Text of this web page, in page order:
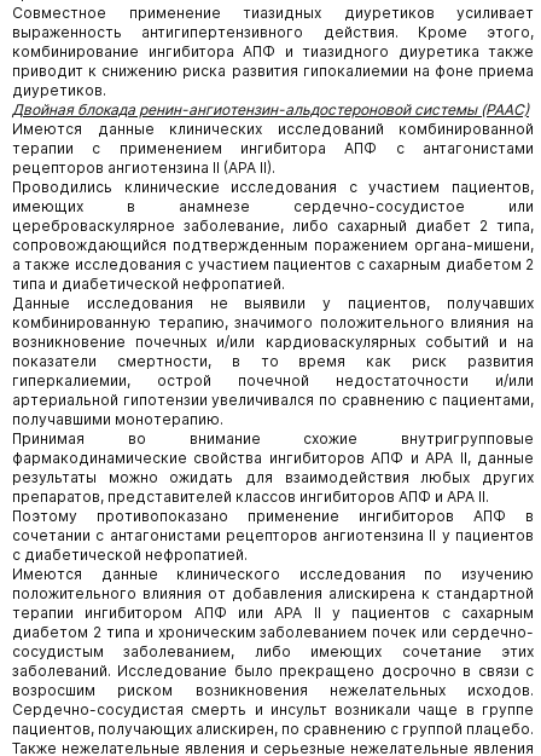
Совместное применение тиазидных диуретиков усиливает
выраженность антигипертензивного действия. Кроме этого,
комбинирование ингибитора АПФ и тиазидного диуретика также
приводит к снижению риска развития гипокалиемии на фоне приема
диуретиков.
Двойная блокада ренин-ангиотензин-альдостероновой системы (РААС)
Имеются данные клинических исследований комбинированной
терапии с применением ингибитора АПФ с антагонистами
рецепторов ангиотензина II (АРА II).
Проводились клинические исследования с участием пациентов,
имеющих в анамнезе сердечно-сосудистое или
цереброваскулярное заболевание, либо сахарный диабет 2 типа,
сопровождающийся подтвержденным поражением органа-мишени,
а также исследования с участием пациентов с сахарным диабетом 2
типа и диабетической нефропатией.
Данные исследования не выявили у пациентов, получавших
комбинированную терапию, значимого положительного влияния на
возникновение почечных и/или кардиоваскулярных событий и на
показатели смертности, в то время как риск развития
гиперкалиемии, острой почечной недостаточности и/или
артериальной гипотензии увеличивался по сравнению с пациентами,
получавшими монотерапию.
Принимая во внимание схожие внутригрупповые
фармакодинамические свойства ингибиторов АПФ и АРА II, данные
результаты можно ожидать для взаимодействия любых других
препаратов, представителей классов ингибиторов АПФ и АРА II.
Поэтому противопоказано применение ингибиторов АПФ в
сочетании с антагонистами рецепторов ангиотензина II у пациентов
с диабетической нефропатией.
Имеются данные клинического исследования по изучению
положительного влияния от добавления алискирена к стандартной
терапии ингибитором АПФ или АРА II у пациентов с сахарным
диабетом 2 типа и хроническим заболеванием почек или сердечно-
сосудистым заболеванием, либо имеющих сочетание этих
заболеваний. Исследование было прекращено досрочно в связи с
возросшим риском возникновения нежелательных исходов.
Сердечно-сосудистая смерть и инсульт возникали чаще в группе
пациентов, получающих алискирен, по сравнению с группой плацебо.
Также нежелательные явления и серьезные нежелательные явления